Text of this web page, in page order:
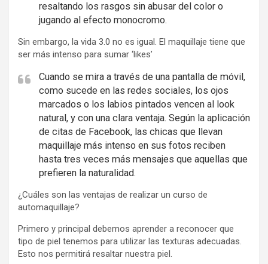
resaltando los rasgos sin abusar del color o
jugando al efecto monocromo.
Sin embargo, la vida 3.0 no es igual. El maquillaje tiene que
ser más intenso para sumar ‘likes’
Cuando se mira a través de una pantalla de móvil,
como sucede en las redes sociales, los ojos
marcados o los labios pintados vencen al look
natural, y con una clara ventaja. Según la aplicación
de citas de Facebook, las chicas que llevan
maquillaje más intenso en sus fotos reciben
hasta tres veces más mensajes que aquellas que
prefieren la naturalidad.
¿Cuáles son las ventajas de realizar un curso de
automaquillaje?
Primero y principal debemos aprender a reconocer que
tipo de piel tenemos para utilizar las texturas adecuadas.
Esto nos permitirá resaltar nuestra piel.